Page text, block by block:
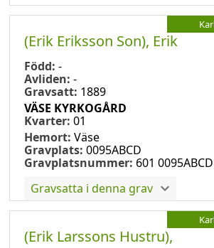
(Erik Eriksson Son), Erik
Född: -
Avliden: -
Gravsatt: 1889
VÄSE KYRKOGÅRD
Kvarter: 01
Hemort: Väse
Gravplats: 0095ABCD
Gravplatsnummer: 601 0095ABCD
Gravsatta i denna grav
(Erik Larssons Hustru),